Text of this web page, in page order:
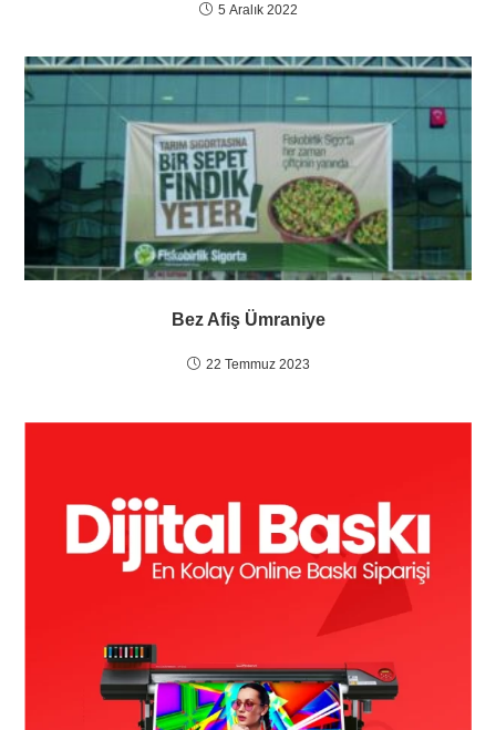
5 Aralık 2022
Bez Afiş Ümraniye
22 Temmuz 2023